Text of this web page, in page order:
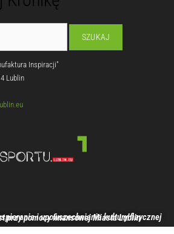
Inspiracji"
Lublin
kultury fizycznej realizowane jest przy pomocy finansowej Miasta Lublin